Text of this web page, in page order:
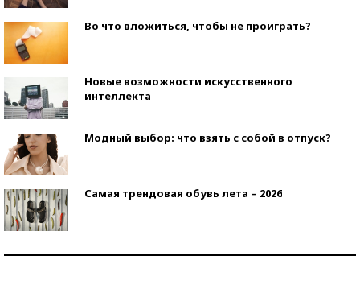
Во что вложиться, чтобы не проиграть?
Новые возможности искусственного
интеллекта
Модный выбор: что взять с собой в отпуск?
Самая трендовая обувь лета – 2026